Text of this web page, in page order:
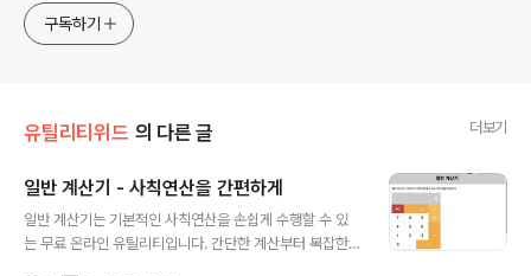
구독하기
유틸리티위드 의 다른 글 더보기
일반 계산기 - 사칙연산을 간편하게
일반 계산기는 기본적인 사칙연산을 손쉽게 수행할 수 있
는 무료 온라인 유틸리티입니다. 간단한 계산부터 복잡한